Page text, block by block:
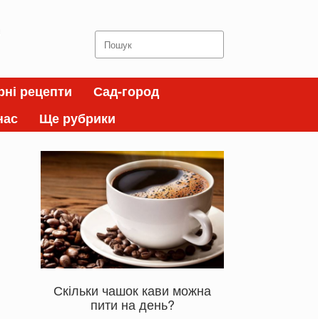
Search
for:
рецепти
Сад-город
Ще рубрики
Скільки чашок кави можна
пити на день?